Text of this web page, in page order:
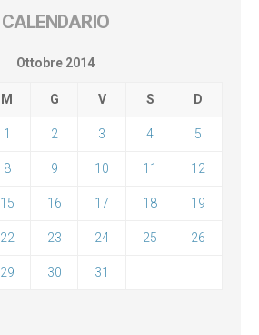
CALENDARIO
Ottobre 2014
M G V S D
1 2 3 4 5
8 9 10 11 12
15 16 17 18 19
22 23 24 25 26
29 30 31